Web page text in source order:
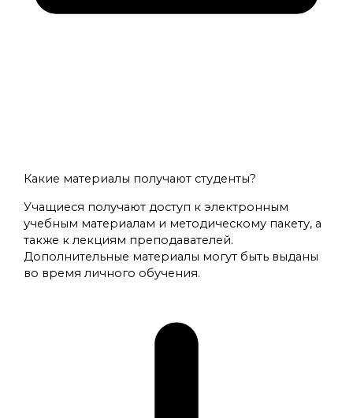
Какие материалы получают студенты?
Учащиеся получают доступ к электронным
учебным материалам и методическому пакету, а
также к лекциям преподавателей.
Дополнительные материалы могут быть выданы
во время личного обучения.